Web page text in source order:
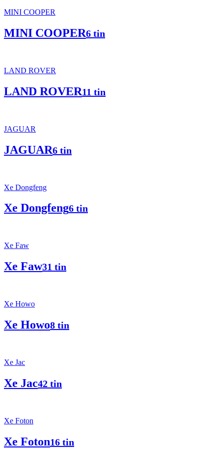
MINI COOPER
MINI COOPER6 tin
LAND ROVER
LAND ROVER11 tin
JAGUAR
JAGUAR6 tin
Xe Dongfeng
Xe Dongfeng6 tin
Xe Faw
Xe Faw31 tin
Xe Howo
Xe Howo8 tin
Xe Jac
Xe Jac42 tin
Xe Foton
Xe Foton16 tin